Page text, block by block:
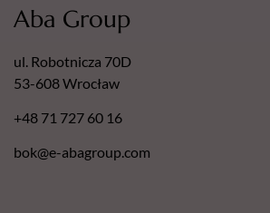
Aba Group
ul. Robotnicza 70D
53-608 Wrocław
+48 71 727 60 16
bok@e-abagroup.com